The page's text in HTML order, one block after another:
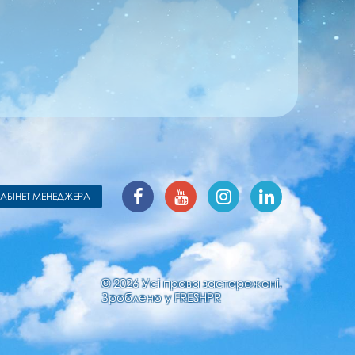
МЕНЕДЖЕРА
© 2026 Усі права застережені.
Зроблено уFRESHPR